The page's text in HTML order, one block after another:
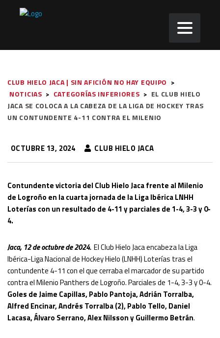
CLUB HIELO JACA | SIN AFICIÓN NO HAY EQUIPO >
NOTICIAS > CATEGORÍAS INFERIORES > EL CLUB HIELO
JACA SE COLOCA A LA CABEZA DE LA LIGA DE HOCKEY TRAS
UN CONTUNDENTE 4-11 CONTRA EL MILENIO
OCTUBRE 13, 2024 CLUB HIELO JACA
Contundente victoria del Club Hielo Jaca frente al Milenio
de Logroño en la cuarta jornada de la Liga Ibérica LNHH
Loterías con un resultado de 4-11 y parciales de 1-4, 3-3 y 0-
4.
Jaca, 12 de octubre de 2024. El Club Hielo Jaca encabeza la Liga
Ibérica-Liga Nacional de Hockey Hielo (LNHH) Loterías tras el
contundente 4-11 con el que cerraba el marcador de su partido
contra el Milenio Panthers de Logroño. Parciales de 1-4, 3-3 y 0-4.
Goles de Jaime Capillas, Pablo Pantoja, Adrián Torralba,
Alfred Encinar, Andrés Torralba (2), Pablo Tello, Daniel
Lacasa, Álvaro Serrano, Alex Nilsson y Guillermo Betrán.